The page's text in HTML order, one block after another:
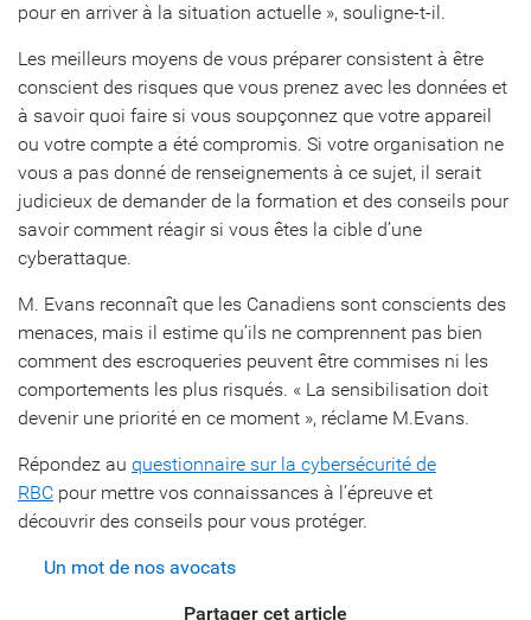
pour en arriver à la situation actuelle », souligne-t-il.
Les meilleurs moyens de vous préparer consistent à être
conscient des risques que vous prenez avec les données et
à savoir quoi faire si vous soupçonnez que votre appareil
ou votre compte a été compromis. Si votre organisation ne
vous a pas donné de renseignements à ce sujet, il serait
judicieux de demander de la formation et des conseils pour
savoir comment réagir si vous êtes la cible d’une
cyberattaque.
M. Evans reconnaît que les Canadiens sont conscients des
menaces, mais il estime qu’ils ne comprennent pas bien
comment des escroqueries peuvent être commises ni les
comportements les plus risqués. « La sensibilisation doit
devenir une priorité en ce moment », réclame M.Evans.
Répondez au questionnaire sur la cybersécurité de
RBC pour mettre vos connaissances à l’épreuve et
découvrir des conseils pour vous protéger.
Un mot de nos avocats
Partager cet article